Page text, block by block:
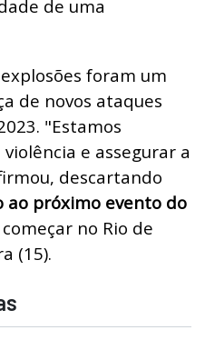
de uma
foram um
de novos ataques
"Estamos
e assegurar a
descartando
ao próximo evento do
no Rio de
(15).